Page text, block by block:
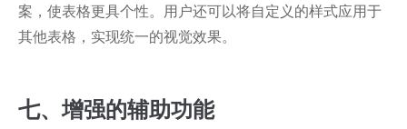
案，使表格更具个性。用户还可以将自定义的样式应用于
其他表格，实现统一的视觉效果。
七、增强的辅助功能